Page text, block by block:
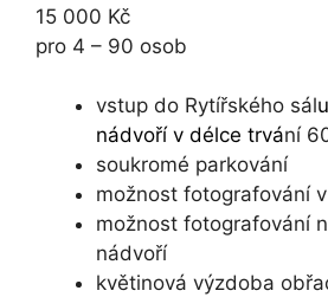
15 000 Kč
pro 4 – 90 osob
vstup do Rytířského sál
nádvoří v délce trvání
soukromé parkování
možnost fotografování
možnost fotografování
nádvoří
květinová výzdoba